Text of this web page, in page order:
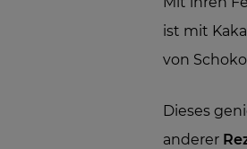
ist mit
von
Dieses
anderer